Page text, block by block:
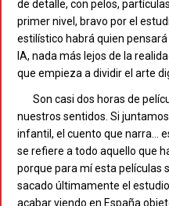
de detalle, con pelos,
primer nivel, bravo por el
estilístico habrá quien
IA, nada más lejos de la
que empieza a dividir el arte
Son casi dos horas de
nuestros sentidos. Si
infantil, el cuento que narra…
se refiere a todo aquello que
porque para mí esta películas
sacado últimamente el
acabar viendo en España